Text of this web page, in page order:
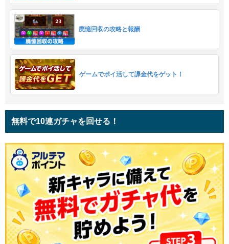
廃憶回収の攻略と報酬
ゲームでポイ活して課金代をゲット！
無料で10連ガチャを回せる！